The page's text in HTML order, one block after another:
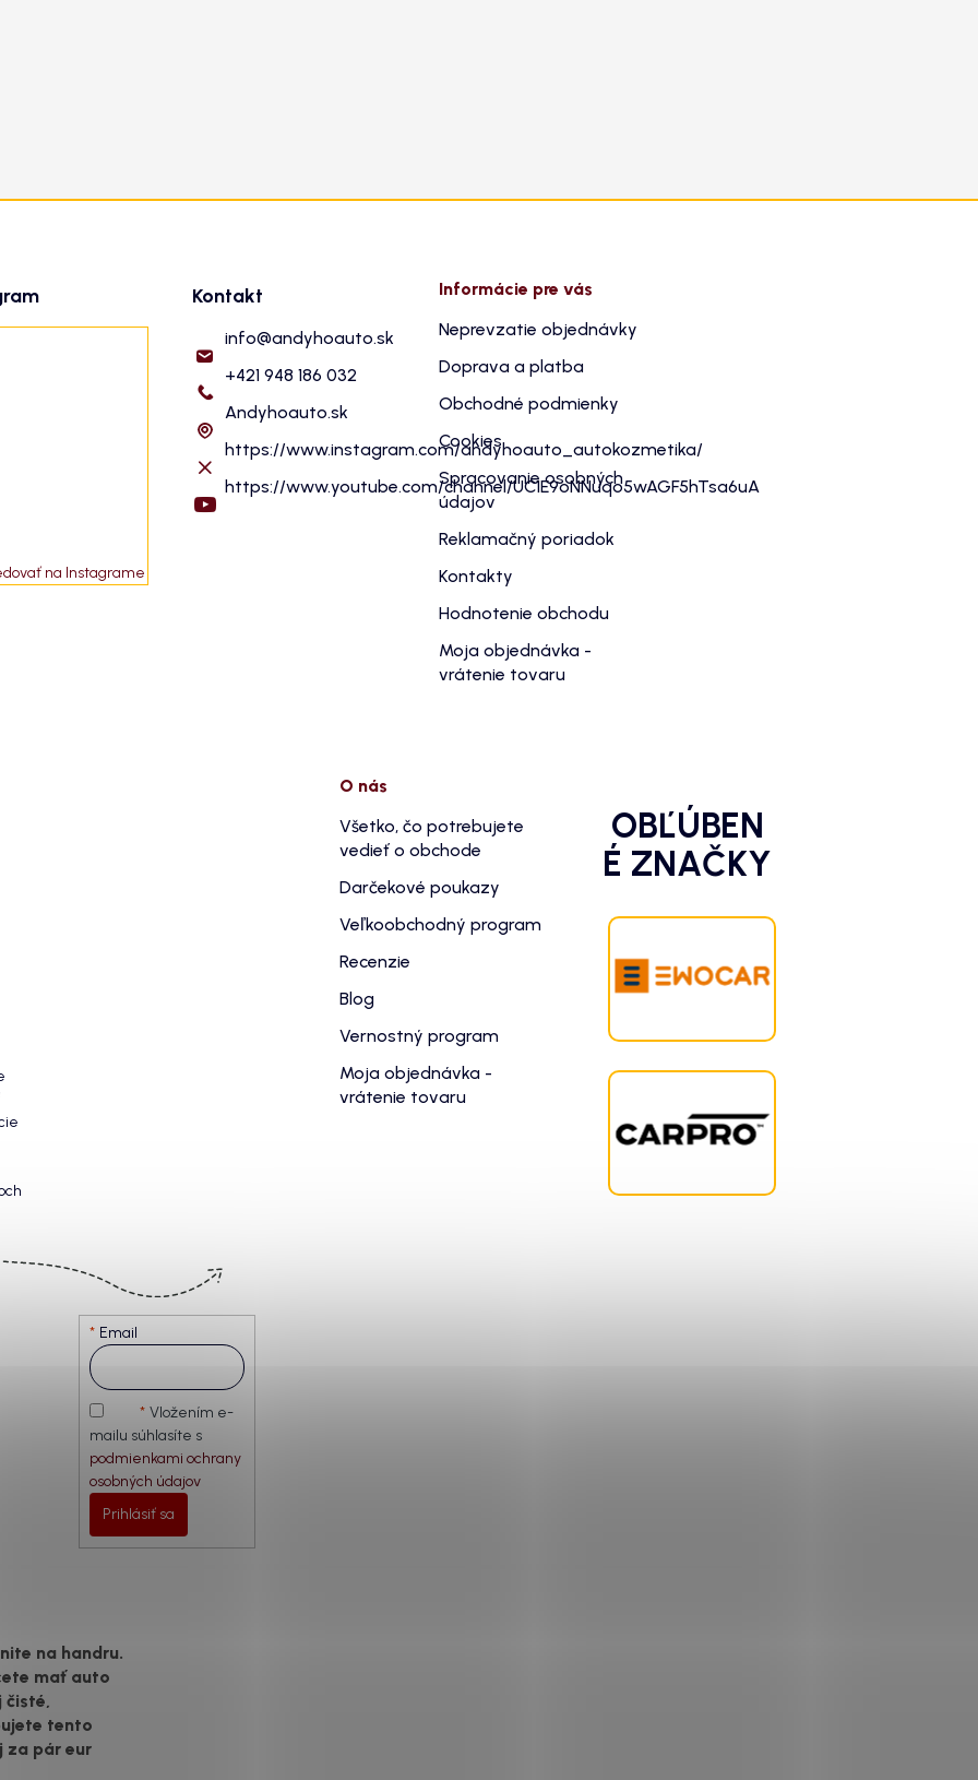
na Instagrame
Kontakt
info@andyhoauto.sk
+421 948 186 032
Andyhoauto.sk
https://www.instagram.com/andyhoauto_autokozmetika/
https://www.youtube.com/channel/UC1E9oNNuqo5wAGF5hTsa6uA
Informácie pre vás
Neprevzatie objednávky
Doprava a platba
Obchodné podmienky
Cookies
Spracovanie osobných
údajov
Reklamačný poriadok
Kontakty
Hodnotenie obchodu
Moja objednávka -
vrátenie tovaru
Email
Vložením e-
mailu súhlasíte s
podmienkami ochrany
osobných údajov
Prihlásiť sa
O nás
Všetko, čo potrebujete
vedieť o obchode
Darčekové poukazy
Veľkoobchodný program
Recenzie
Blog
Vernostný program
Moja objednávka -
vrátenie tovaru
OBĽÚBEN
É ZNAČKY
na handru.
mať auto
čisté,
tento
za pár eur